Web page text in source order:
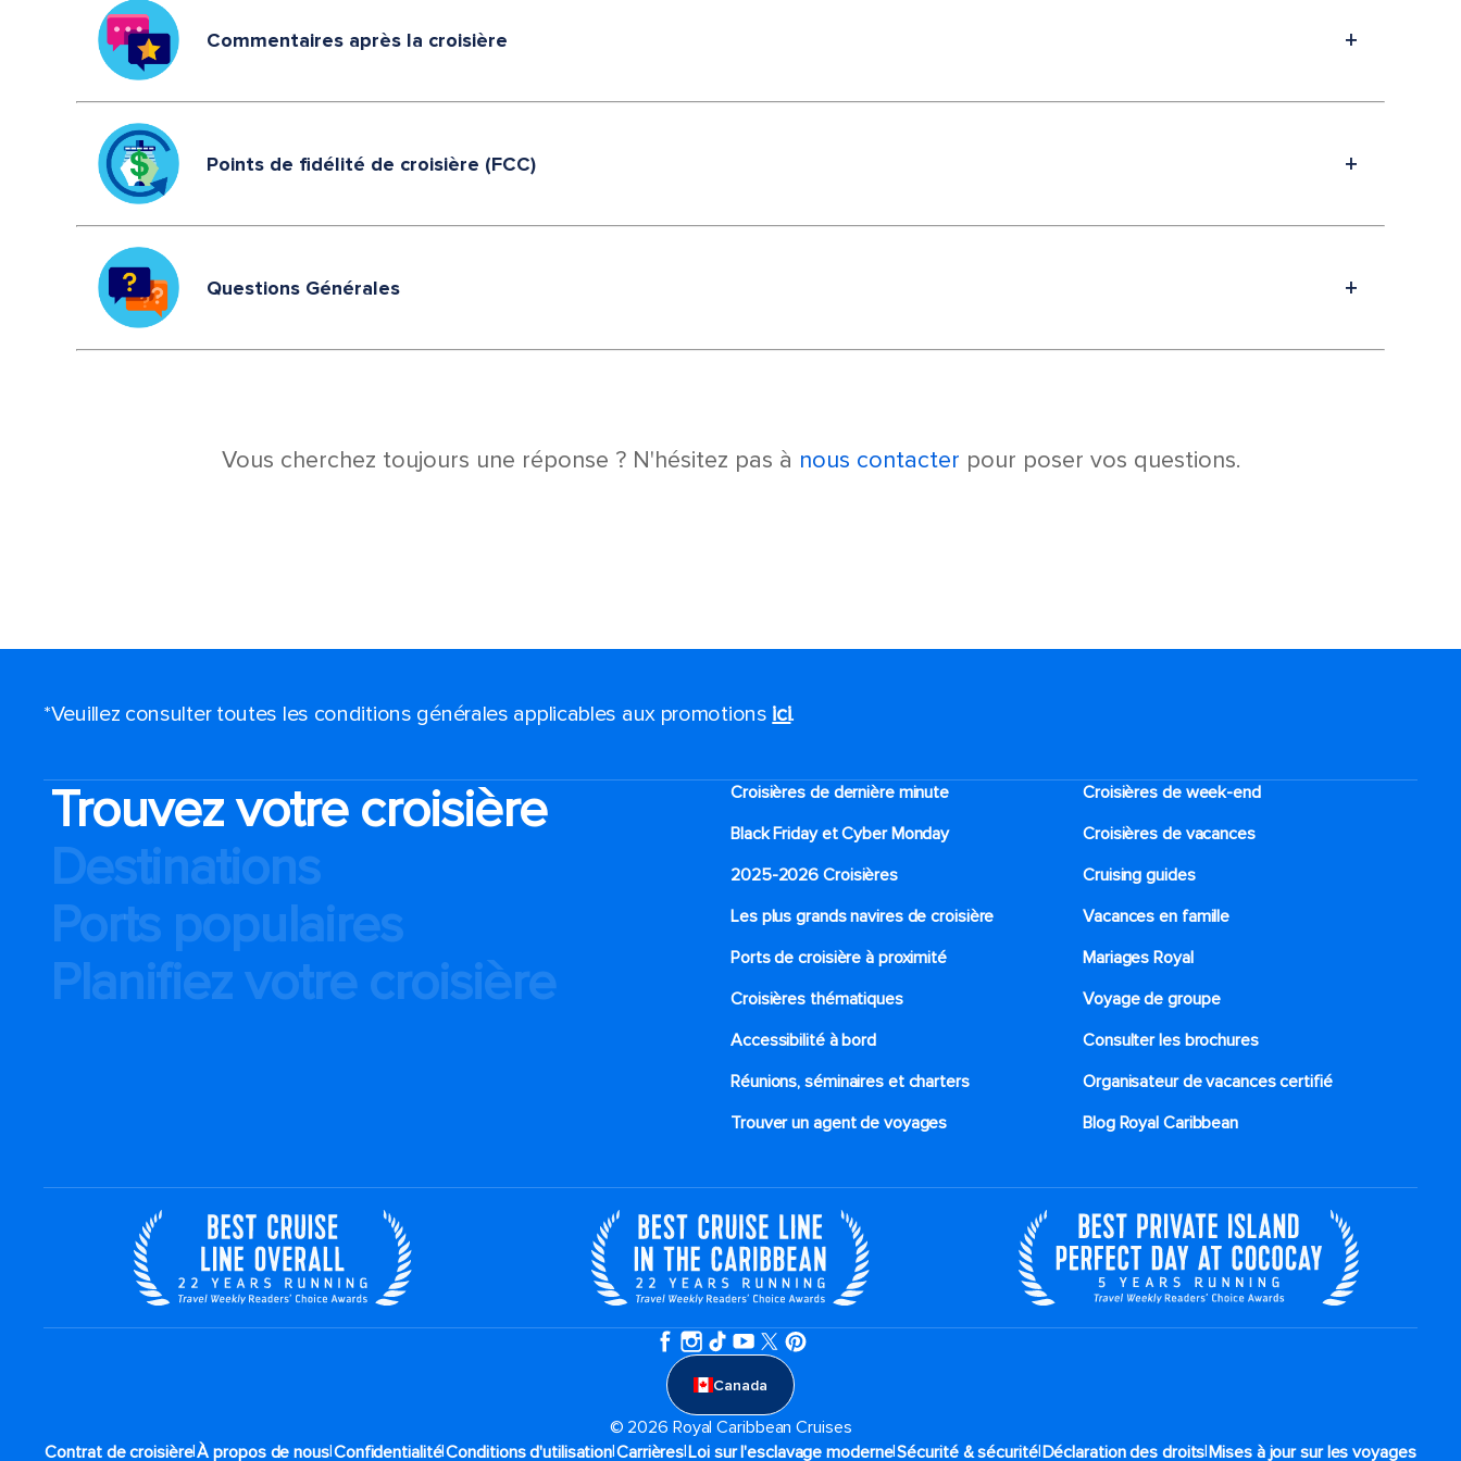
Commentaires après la croisière
Points de fidélité de croisière (FCC)
Questions Générales
Vous cherchez toujours une réponse ? N'hésitez pas à nous contacter pour poser vos questions.
*Veuillez consulter toutes les conditions générales applicables aux promotions ici.
Trouvez votre croisière
Destinations
Ports populaires
Planifiez votre croisière
Croisières de dernière minute
Croisières de week-end
Black Friday et Cyber Monday
Croisières de vacances
2025-2026 Croisières
Cruising guides
Les plus grands navires de croisière
Vacances en famille
Ports de croisière à proximité
Mariages Royal
Croisières thématiques
Voyage de groupe​
Accessibilité à bord​
Consulter les brochures
Réunions, séminaires et charters
Organisateur de vacances certifié
Trouver un agent de voyages
Blog Royal Caribbean
Canada
© 2026 Royal Caribbean Cruises
Contrat de croisière|À propos de nous|Confidentialité|Conditions d'utilisation|Carrières|Loi sur l'esclavage moderne|Sécurité & sécurité|Déclaration des droits|Mises à jour sur les voyages